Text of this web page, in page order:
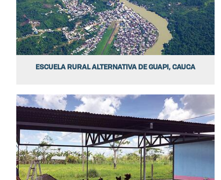
ESCUELA RURAL ALTERNATIVA DE GUAPI, CAUCA